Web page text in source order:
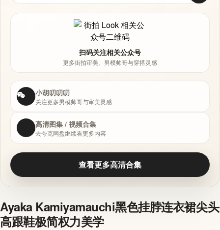
扫码关注相关公众号
更多街拍审美、男模帅哥与穿搭灵感
小胡叨叨叨
关注更多男模帅哥与审美灵感
高清图集 / 视频合集
去夸克网盘继续看更多内容
查看更多高清合集
Ayaka Kamiyamauchi黑色挂脖连衣裙尖头
高跟鞋极简权力美学